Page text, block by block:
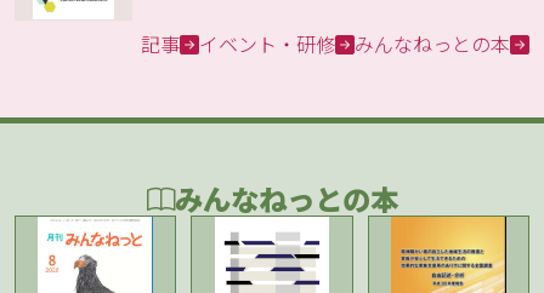
記事 イベント・研修 みんなねっとの本
みんなねっとの本